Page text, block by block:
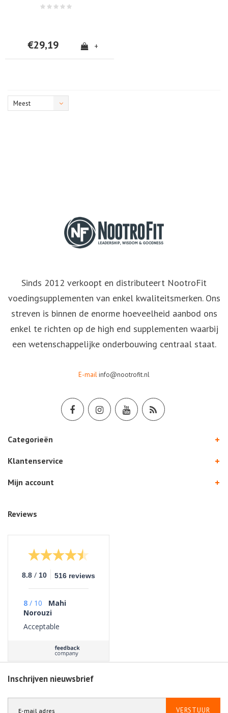
€29,19 +
Meest
Sinds 2012 verkoopt en distributeert NootroFit
voedingsupplementen van enkel kwaliteitsmerken. Ons
streven is binnen de enorme hoeveelheid aanbod ons
enkel te richten op de high end supplementen waarbij
een wetenschappelijke onderbouwing centraal staat.
E-mailinfo@nootrofit.nl
Categorieën
Klantenservice
Mijn account
Reviews
8.8 / 10 516 reviews
8 / 10
Mahi
Norouzi
Acceptable
Inschrijven nieuwsbrief
VERSTUUR